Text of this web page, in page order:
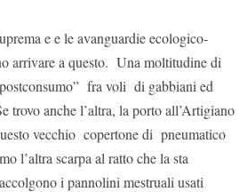
e e le avanguardie ecologico-
arrivare a questo. Una moltitudine di
fra voli di gabbiani ed
trovo anche l’altra, la porto all’Artigiano
vecchio copertone di pneumatico
l’altra scarpa al ratto che la sta
i pannolini mestruali usati